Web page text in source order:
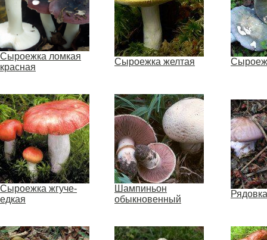
Сыроежка ломкая
красная
Сыроежка желтая
Сыроежка жгуче-
едкая
Шампиньон
обыкновенный